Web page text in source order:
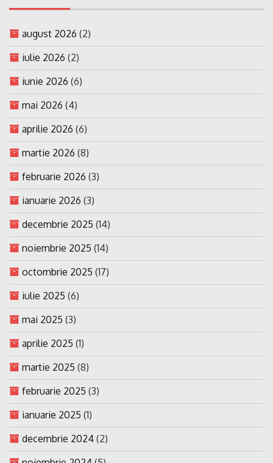
august 2026 (2)
iulie 2026 (2)
iunie 2026 (6)
mai 2026 (4)
aprilie 2026 (6)
martie 2026 (8)
februarie 2026 (3)
ianuarie 2026 (3)
decembrie 2025 (14)
noiembrie 2025 (14)
octombrie 2025 (17)
iulie 2025 (6)
mai 2025 (3)
aprilie 2025 (1)
martie 2025 (8)
februarie 2025 (3)
ianuarie 2025 (1)
decembrie 2024 (2)